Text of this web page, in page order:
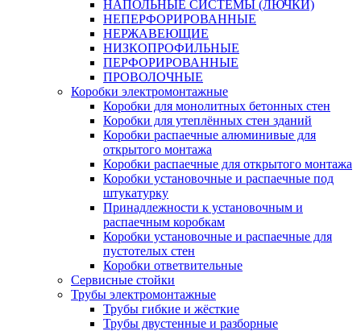
НАПОЛЬНЫЕ СИСТЕМЫ (ЛЮЧКИ)
НЕПЕРФОРИРОВАННЫЕ
НЕРЖАВЕЮЩИЕ
НИЗКОПРОФИЛЬНЫЕ
ПЕРФОРИРОВАННЫЕ
ПРОВОЛОЧНЫЕ
Коробки электромонтажные
Коробки для монолитных бетонных стен
Коробки для утеплённых стен зданий
Коробки распаечные алюминивые для
открытого монтажа
Коробки распаечные для открытого монтажа
Коробки установочные и распаечные под
штукатурку
Принадлежности к установочным и
распаечным коробкам
Коробки установочные и распаечные для
пустотелых стен
Коробки ответвительные
Сервисные стойки
Трубы электромонтажные
Трубы гибкие и жёсткие
Трубы двустенные и разборные